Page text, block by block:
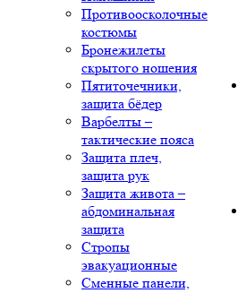
Противоосколочные
костюмы
Бронежилеты
скрытого ношения
Пятиточечники,
защита бёдер
Варбелты –
тактические пояса
Защита плеч,
защита рук
Защита живота –
абдоминальная
защита
Стропы
эвакуационные
Сменные панели,